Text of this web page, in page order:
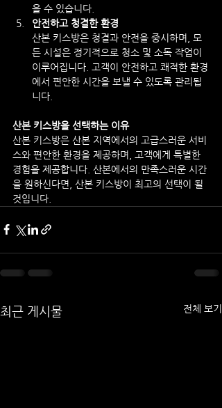
을 수 있습니다.
안전하고 청결한 환경
산본 키스방은 청결과 안전을 중시하며, 모
든 시설은 정기적으로 청소 및 소독 작업이
이루어집니다. 고객이 안전하고 쾌적한 환경
에서 편안한 시간을 보낼 수 있도록 관리됩
니다.
산본 키스방을 선택하는 이유
산본 키스방은 산본 지역에서의 고급스러운 서비
스와 편안한 환경을 제공하며, 고객에게 특별한
경험을 제공합니다. 산본에서의 만족스러운 시간
을 원하신다면, 산본 키스방이 최고의 선택이 될
것입니다.
최근 게시물 전체 보기